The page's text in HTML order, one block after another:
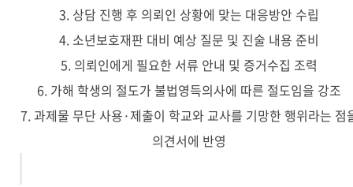
3. 상담 진행 후 의뢰인 상황에 맞는 대응방안 수립
4. 소년보호재판 대비 예상 질문 및 진술 내용 준비
5. 의뢰인에게 필요한 서류 안내 및 증거수집 조력
6. 가해 학생의 절도가 불법영득의사에 따른 절도임을 강조
7.과제물 무단 사용·제출이 학교와 교사를 기망한 행위라는 점
의견서에 반영